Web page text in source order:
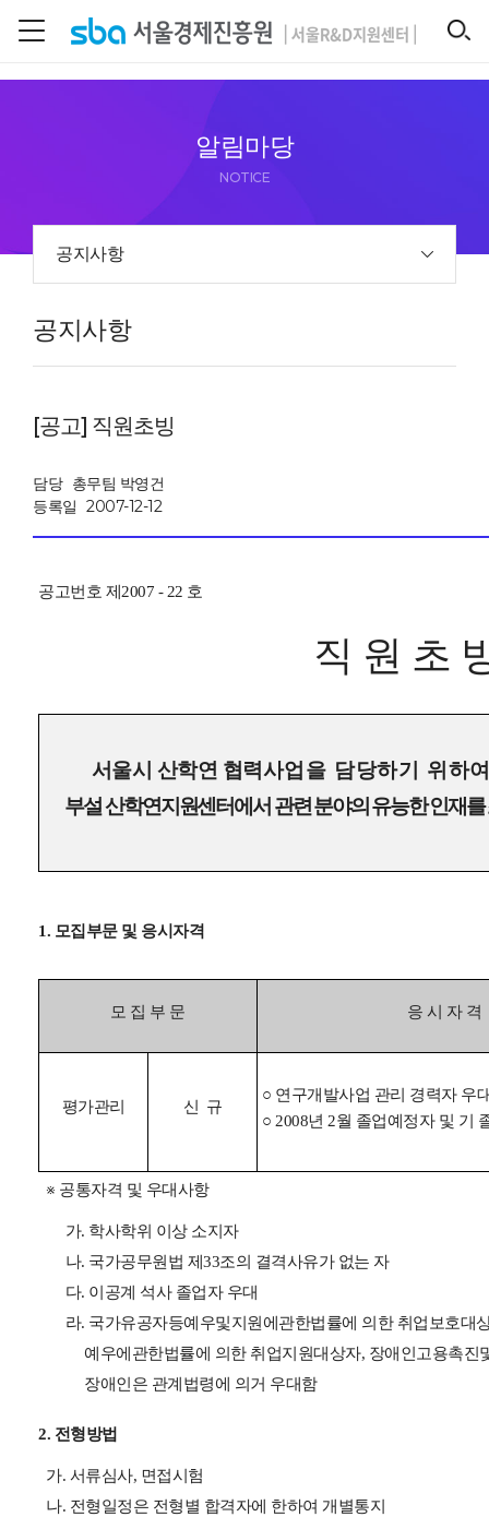
알림마당
NOTICE
공지사항
공지사항
[공고] 직원초빙
담당 총무팀 박영건
등록일 2007-12-12
공고번호 제2007 - 22 호
직 원 초
서울시 산학연 협력사업을 담당하기 위하
부설 산학연지원센터에서 관련 분야의 유능한 인재를
1. 모집부문 및 응시자격
모 집 부 문 응 시 자 격
평가관리 신 규
○ 연구개발사업 관리 경력자 우
○ 2008년 2월 졸업예정자 및 기
※ 공통자격 및 우대사항
가. 학사학위 이상 소지자
나. 국가공무원법 제33조의 결격사유가 없는 자
다. 이공계 석사 졸업자 우대
라. 국가유공자등예우및지원에관한법률에 의한 취업보호대
예우에관한법률에 의한 취업지원대상자, 장애인고용촉진
장애인은 관계법령에 의거 우대함
2. 전형방법
가. 서류심사, 면접시험
나. 전형일정은 전형별 합격자에 한하여 개별통지